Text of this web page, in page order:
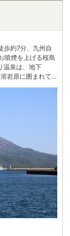
歩約7分、九州自
噴煙を上げる桜島
温泉は、地下
岩原に囲まれて
児島市内からのフ
る人々でにぎわ